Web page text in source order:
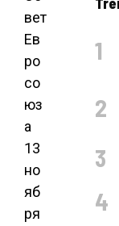
вет
Ев
ро
со
юз
а
13
но
яб
ря